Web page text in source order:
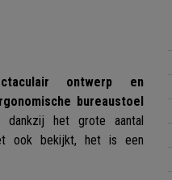
ontwerp en
bureaustoel
het grote aantal
ook bekijkt, het is een